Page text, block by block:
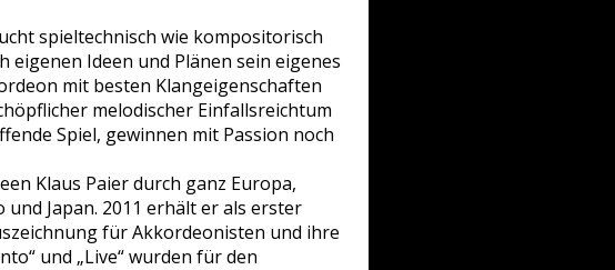
spieltechnisch wie kompositorisch
eigenen Ideen und Plänen sein eigenes
mit besten Klangeigenschaften
melodischer Einfallsreichtum
Spiel, gewinnen mit Passion noch
Klaus Paier durch ganz Europa,
und Japan. 2011 erhält er als erster
für Akkordeonisten und ihre
und „Live“ wurden für den